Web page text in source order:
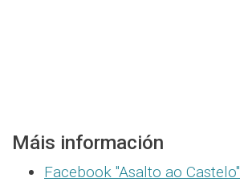
Máis información
Facebook "Asalto ao Castelo"